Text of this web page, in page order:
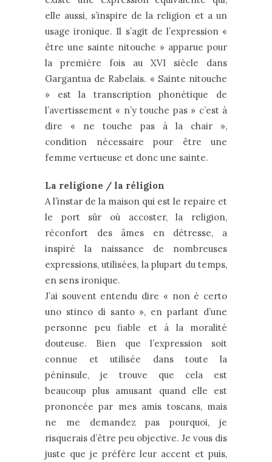
elle aussi, s’inspire de la religion et a un
usage ironique. Il s’agit de l’expression «
être une sainte nitouche » apparue pour
la première fois au XVI siècle dans
Gargantua de Rabelais. « Sainte nitouche
» est la transcription phonétique de
l’avertissement « n’y touche pas » c’est à
dire « ne touche pas à la chair »,
condition nécessaire pour être une
femme vertueuse et donc une sainte.
La religione / la réligion
A l’instar de la maison qui est le repaire et
le port sûr où accoster, la religion,
réconfort des âmes en détresse, a
inspiré la naissance de nombreuses
expressions, utilisées, la plupart du temps,
en sens ironique.
J’ai souvent entendu dire « non è certo
uno stinco di santo », en parlant d’une
personne peu fiable et à la moralité
douteuse. Bien que l’expression soit
connue et utilisée dans toute la
péninsule, je trouve que cela est
beaucoup plus amusant quand elle est
prononcée par mes amis toscans, mais
ne me demandez pas pourquoi, je
risquerais d’être peu objective. Je vous dis
juste que je préfère leur accent et puis,